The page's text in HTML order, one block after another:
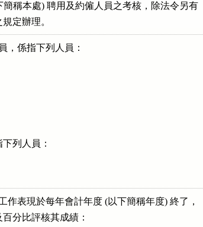
簡稱本處) 聘用及約僱人員之考核，除法令另有
規定辦理。
，係指下列人員：
下列人員：
作表現於每年會計年度 (以下簡稱年度) 終了，
百分比評核其成績：